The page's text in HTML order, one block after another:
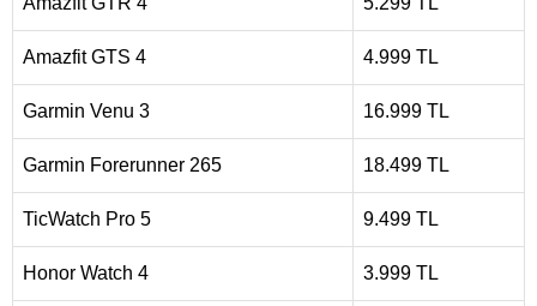
Amazfit GTS 4 4.999 TL
Garmin Venu 3 16.999 TL
Garmin Forerunner 265 18.499 TL
TicWatch Pro 5 9.499 TL
Honor Watch 4 3.999 TL